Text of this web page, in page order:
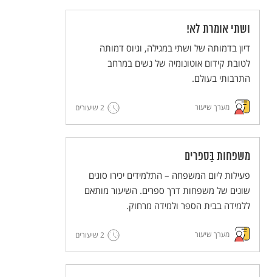
ושתי אומרת לא!
דיון בדמותה של ושתי במגילה, וגיוס דמותה
לטובת קידום אוטונומיה של נשים במרחב
התרבותי בעולם.
מערך שיעור 2 שיעורים
משפחות בַּספרים
פעילות ליום המשפחה – התלמידים יכירו סוגים
שונים של משפחות דרך ספרים. השיעור מותאם
ללמידה בבית הספר ולמידה מרחוק.
מערך שיעור 2 שיעורים